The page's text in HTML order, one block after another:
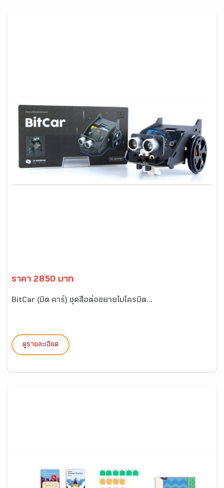
ราคา 2850 บาท
BitCar (บิต คาร์) ชุดสื่อต่อขยายไมโครบิต...
ดูรายละเอียด